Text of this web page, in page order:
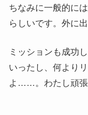
ちなみに一般的に
らしいです。外に
ミッションも成功
いったし、何より
よ……。わたし頑